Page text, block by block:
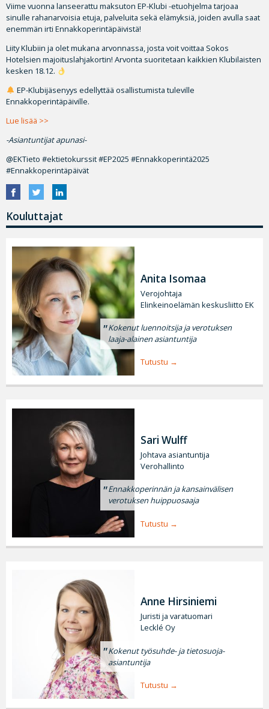
Viime vuonna lanseerattu maksuton EP-Klubi -etuohjelma tarjoaa
sinulle rahanarvoisia etuja, palveluita sekä elämyksiä, joiden avulla saat
enemmän irti Ennakkoperintäpäivistä!
Liity Klubiin ja olet mukana arvonnassa, josta voit voittaa Sokos
Hotelsien majoituslahjakortin! Arvonta suoritetaan kaikkien Klubilaisten
kesken 18.12.
EP-Klubijäsenyys edellyttää osallistumista tuleville
Ennakkoperintäpäiville.
Lue lisää >>
-Asiantuntijat apunasi-
@EKTieto #ektietokurssit #EP2025 #Ennakkoperintä2025
#Ennakkoperintäpäivät
Kouluttajat
Anita Isomaa
Verojohtaja
Elinkeinoelämän keskusliitto EK
Kokenut luennoitsija ja verotuksen
laaja-alainen asiantuntija
Tutustu
Sari Wulff
Johtava asiantuntija
Verohallinto
Ennakkoperinnän ja kansainvälisen
verotuksen huippuosaaja
Tutustu
Anne Hirsiniemi
Juristi ja varatuomari
Lecklé Oy
Kokenut työsuhde- ja tietosuoja-
asiantuntija
Tutustu